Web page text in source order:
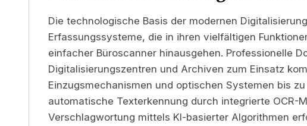
Die technologische Basis der modernen
Erfassungssysteme, die in ihren vielfältigen
einfacher Büroscanner hinausgehen. Professionelle
Digitalisierungszentren und Archiven zum Einsatz
Einzugsmechanismen und optischen Systemen bis
automatische Texterkennung durch integrierte OCR-
Verschlagwortung mittels KI-basierter Algorithmen